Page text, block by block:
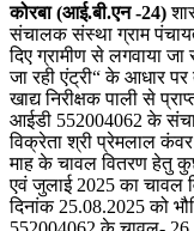
कोरबा (आई.बी.एन -24)
संचालक संस्था ग्राम
दिए ग्रामीण से लगवाया जा
जा रही एंट्री“ के आधार पर
खाद्य निरीक्षक पाली से
आईडी 552004062 के
विक्रेता श्री प्रेमलाल
माह के चावल वितरण हेतु
एवं जुलाई 2025 का चावल
दिनांक 25.08.2025 को